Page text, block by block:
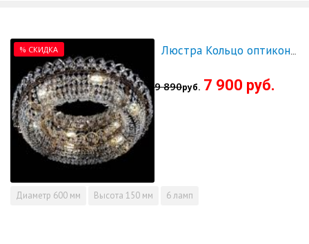
% СКИДКА
9 890руб. 7 900 руб.
Диаметр 600 мм Высота 150 мм 6 ламп